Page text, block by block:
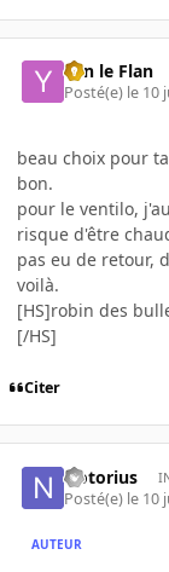
Yan le Flan
Posté(e) le 10
beau choix pour
bon.
pour le ventilo,
risque d'être
pas eu de retour,
voilà.
[HS]robin des
[/HS]
Citer
Notorius
Posté(e) le 10
AUTEUR